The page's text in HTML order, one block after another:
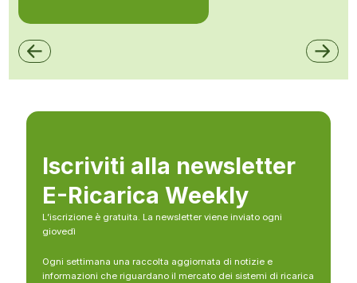
Iscriviti alla newsletter
E-Ricarica Weekly
L’iscrizione è gratuita. La newsletter viene inviato ogni
giovedì
Ogni settimana una raccolta aggiornata di notizie e
informazioni che riguardano il mercato dei sistemi di ricarica